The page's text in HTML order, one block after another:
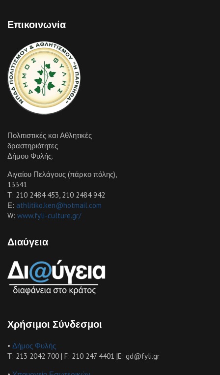
Επικοινωνία
Πολιτιστικές και Αθλητικές
δραστηριότητες
Δήμου Φυλής.
Αιγαίου Πελάγους (πάρκο πόλης),
13341
Τ: 210 2484 453, 210 2484 942
Ε: athlitiko.ken@hotmail.com
W: www.fyli-culture.gr/
Διαύγεια
Χρήσιμοι Σύνδεσμοι
• Δήμος Φυλής
Τ: 213 2042 700 | F: 210 247 4401 |E: gd@fyli.gr